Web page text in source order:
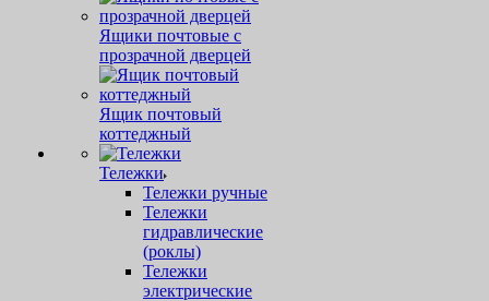
Ящики почтовые с
прозрачной дверцей
Ящик почтовый
коттеджный
Тележки
Тележки ручные
Тележки
гидравлические
(роклы)
Тележки
электрические